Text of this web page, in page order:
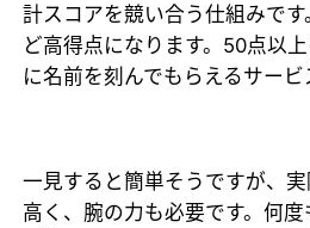
計スコアを競い合う仕組みで
ど高得点になります。50点以
に名前を刻んでもらえるサービ
一見すると簡単そうですが、
高く、腕の力も必要です。何